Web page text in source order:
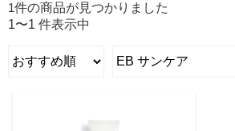
1件の商品が見つかりました
1〜1 件表示中